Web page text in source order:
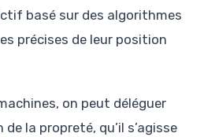
basé sur des algorithmes
précises de leur position
on peut déléguer
la propreté, qu’il s’agisse